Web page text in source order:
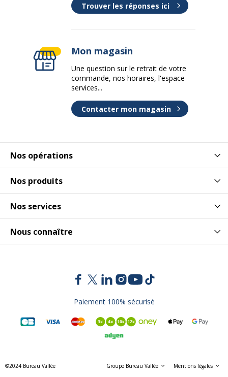
Nos opérations
Nos produits
Nos services
Nous connaître
Trouver les réponses ici
Mon magasin
Une question sur le retrait de votre
commande, nos horaires, l'espace
services...
Contacter mon magasin
Paiement 100% sécurisé
©2024 Bureau Vallée Groupe Bureau Vallée Mentions légales